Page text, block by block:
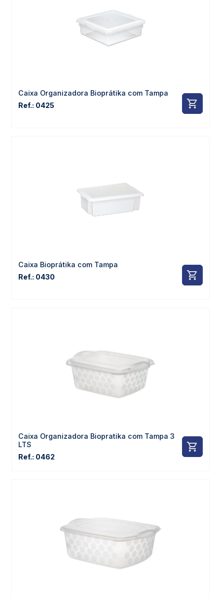
Caixa Organizadora Bioprátika com Tampa
Ref.: 0425
Caixa Bioprátika com Tampa
Ref.: 0430
Caixa Organizadora Biopratika com Tampa 3
LTS
Ref.: 0462